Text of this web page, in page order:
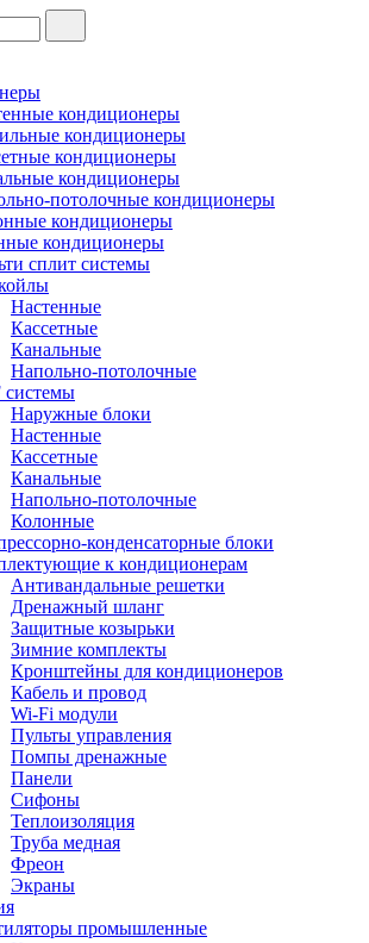
кондиционеры
кондиционеры
кондиционеры
кондиционеры
потолочные кондиционеры
кондиционеры
кондиционеры
сплит системы
Настенные
Кассетные
Канальные
Напольно-потолочные
системы
Наружные блоки
Настенные
Кассетные
Канальные
Напольно-потолочные
Колонные
конденсаторные блоки
к кондиционерам
Антивандальные решетки
Дренажный шланг
Защитные козырьки
Зимние комплекты
Кронштейны для кондиционеров
Кабель и провод
Wi-Fi модули
Пульты управления
Помпы дренажные
Панели
Сифоны
Теплоизоляция
Труба медная
Фреон
Экраны
промышленные